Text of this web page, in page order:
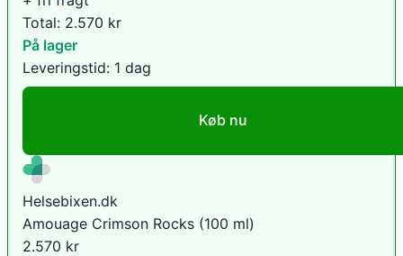
Total: 2.570 kr
På lager
Leveringstid: 1 dag
Køb nu
Helsebixen.dk
Amouage Crimson Rocks (100 ml)
2.570 kr